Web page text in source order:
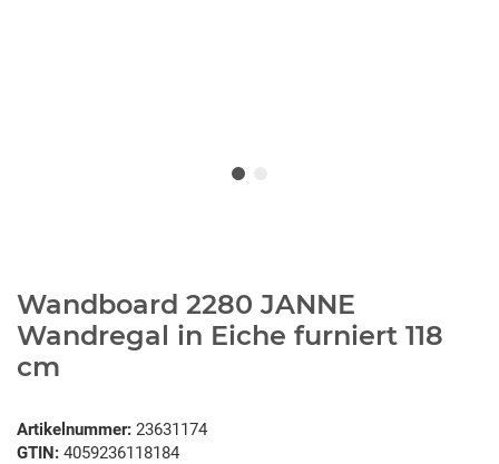
Wandboard 2280 JANNE
Wandregal in Eiche furniert 118
cm
Artikelnummer: 23631174
GTIN: 4059236118184